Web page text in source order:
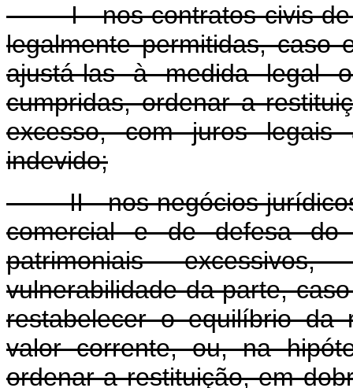
I - nos contratos civis de
legalmente permitidas, caso
ajustá-las à medida legal
cumpridas, ordenar a
excesso, com juros
indevido;
II - nos negócios jurídicos
comercial e de defesa do
patrimoniais
vulnerabilidade da parte,
restabelecer o equilíbrio da
valor corrente, ou, na
ordenar a restituição, em